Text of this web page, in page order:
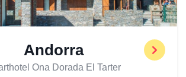
Andorra
Ona Dorada El Tarter